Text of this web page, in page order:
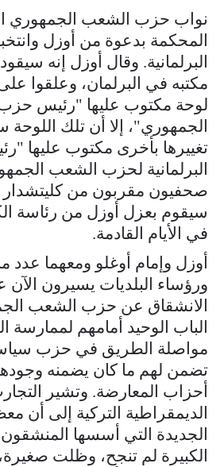
نواب حزب الشعب الجمهوري
المحكمة بدعوة من أوزل
البرلمانية. وقال أوزل إنه
مكتبه في البرلمان، وعلقوا
لوحة مكتوب عليها "رئيس
الجمهوري"، إلا أن تلك
تغييرها بأخرى مكتوب عليها
البرلمانية لحزب الشعب
صحفيون مقربون من كليتشدار
سيقوم بعزل أوزل من رئاسة
في الأيام القادمة.
أوزل وإمام أوغلو ومعهما عدد
ورؤساء البلديات يسيرون
الانشقاق عن حزب الشعب
الباب الوحيد أمامهم لممارسة
مواصلة الطريق في حزب
تضمن لهم ما كان يضمنه
أحزاب المعارضة. وتشير
الديمقراطية التركية إلى أن
الجديدة التي أسسها
الكبيرة لم تنجح، وظلت